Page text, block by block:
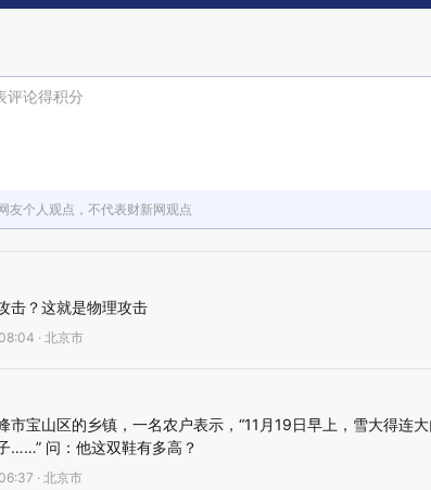
评论得积分
友个人观点，不代表财新网观点
击？这就是物理攻击
· 北京市
市宝山区的乡镇，一名农户表示，“11月19日早上，雪大得连
……” 问：他这双鞋有多高？
· 北京市